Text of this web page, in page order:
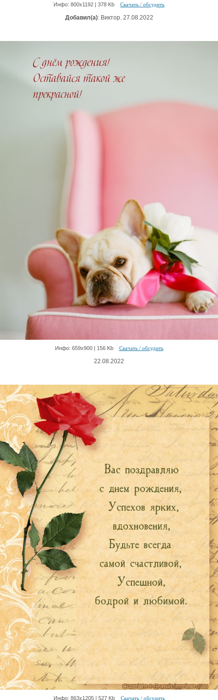
Инфо: 800х1192 | 378 Kb Скачать / обсудить
Добавил(а): Виктор. 27.08.2022
Инфо: 659х900 | 156 Kb Скачать / обсудить
22.08.2022
Инфо: 863х1205 | 527 Kb Скачать / обсудить